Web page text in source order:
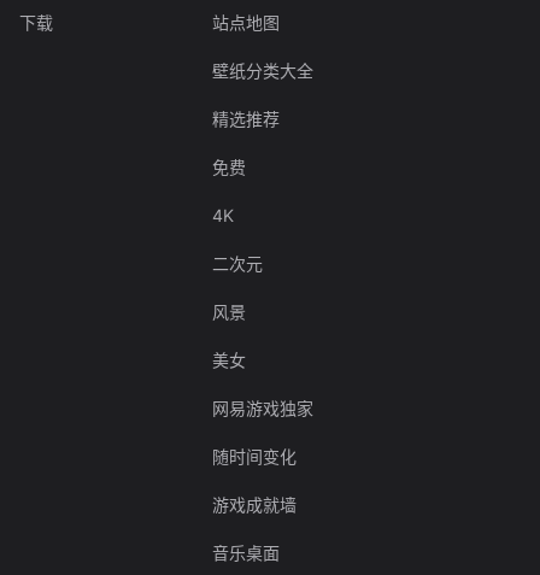
下载 站点地图
壁纸分类大全
精选推荐
免费
4K
二次元
风景
美女
网易游戏独家
随时间变化
游戏成就墙
音乐桌面